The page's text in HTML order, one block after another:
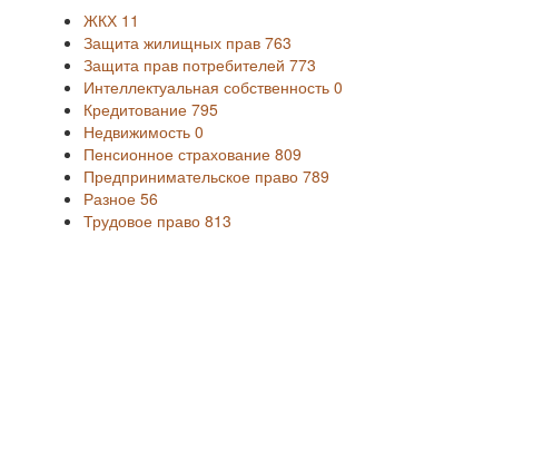
ЖКХ 11
Защита жилищных прав 763
Защита прав потребителей 773
Интеллектуальная собственность 0
Кредитование 795
Недвижимость 0
Пенсионное страхование 809
Предпринимательское право 789
Разное 56
Трудовое право 813